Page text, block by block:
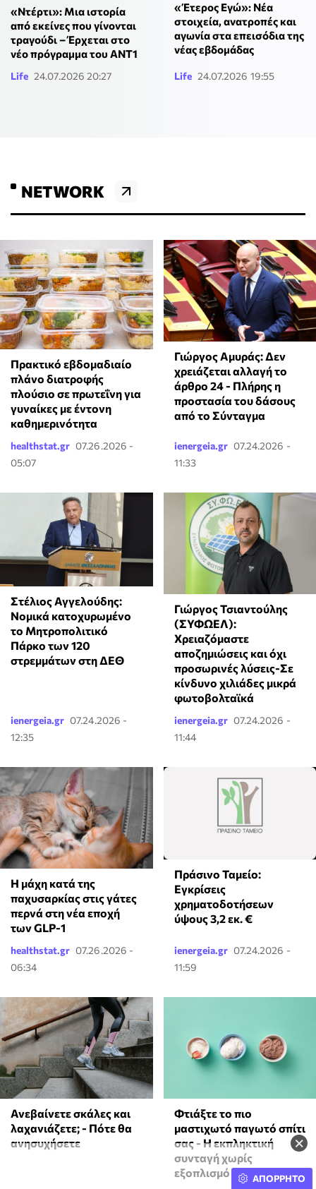
×
«Ντέρτι»: Μια ιστορία
από εκείνες που γίνονται
τραγούδι – Έρχεται στο
νέο πρόγραμμα του ΑΝΤ1
Life 24.07.2026 20:27
«Έτερος Εγώ»: Νέα
στοιχεία, ανατροπές και
αγωνία στα επεισόδια της
νέας εβδομάδας
Life 24.07.2026 19:55
NETWORK
Πρακτικό εβδομαδιαίο
πλάνο διατροφής
πλούσιο σε πρωτεΐνη για
γυναίκες με έντονη
καθημερινότητα
healthstat.gr 07.26.2026 -
05:07
Γιώργος Αμυράς: Δεν
χρειάζεται αλλαγή το
άρθρο 24 - Πλήρης η
προστασία του δάσους
από το Σύνταγμα
ienergeia.gr 07.24.2026 -
11:33
Στέλιος Αγγελούδης:
Νομικά κατοχυρωμένο
το Μητροπολιτικό
Πάρκο των 120
στρεμμάτων στη ΔΕΘ
ienergeia.gr 07.24.2026 -
12:35
Γιώργος Τσιαντούλης
(ΣΥΦΩΕΛ):
Χρειαζόμαστε
αποζημιώσεις και όχι
προσωρινές λύσεις-Σε
κίνδυνο χιλιάδες μικρά
φωτοβολταϊκά
ienergeia.gr 07.24.2026 -
11:44
Η μάχη κατά της
παχυσαρκίας στις γάτες
περνά στη νέα εποχή
των GLP-1
healthstat.gr 07.26.2026 -
06:34
Πράσινο Ταμείο:
Εγκρίσεις
χρηματοδοτήσεων
ύψους 3,2 εκ. €
ienergeia.gr 07.24.2026 -
11:59
Ανεβαίνετε σκάλες και
λαχανιάζετε; - Πότε θα
ανησυχήσετε
Φτιάξτε το πιο
μαστιχωτό παγωτό σπίτι
σας - Η εκπληκτική
συνταγή χωρίς
εξοπλισμό
ΑΠΟΡΡΗΤΟ